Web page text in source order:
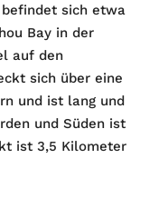
befindet sich etwa
Bay in der
auf den
sich über eine
und ist lang und
und Süden ist
ist 3,5 Kilometer